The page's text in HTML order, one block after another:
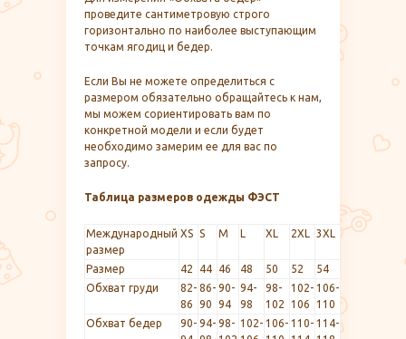
проведите сантиметровую строго
горизонтально по наиболее выступающим
точкам ягодиц и бедер.
Если Вы не можете определиться с
размером обязательно обращайтесь к нам,
мы можем сориентировать вам по
конкретной модели и если будет
необходимо замерим ее для вас по
запросу.
Таблица размеров одежды ФЭСТ
Международный
размер
XS S M L XL 2XL 3XL
Размер 42 44 46 48 50 52
54
Обхват груди
82-
86
86-
90
90-
94
94-
98
98-
102
102-
106
106-
110
Обхват бедер
90- 94- 98- 102- 106- 110- 114-